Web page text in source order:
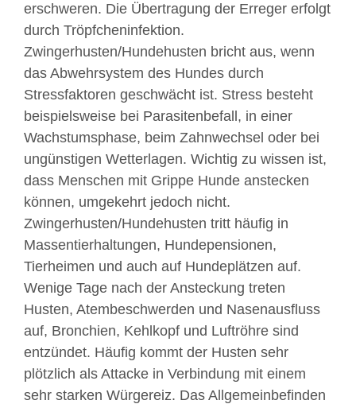
erschweren. Die Übertragung der Erreger erfolgt
durch Tröpfcheninfektion.
Zwingerhusten/Hundehusten bricht aus, wenn
das Abwehrsystem des Hundes durch
Stressfaktoren geschwächt ist. Stress besteht
beispielsweise bei Parasitenbefall, in einer
Wachstumsphase, beim Zahnwechsel oder bei
ungünstigen Wetterlagen. Wichtig zu wissen ist,
dass Menschen mit Grippe Hunde anstecken
können, umgekehrt jedoch nicht.
Zwingerhusten/Hundehusten tritt häufig in
Massentierhaltungen, Hundepensionen,
Tierheimen und auch auf Hundeplätzen auf.
Wenige Tage nach der Ansteckung treten
Husten, Atembeschwerden und Nasenausfluss
auf, Bronchien, Kehlkopf und Luftröhre sind
entzündet. Häufig kommt der Husten sehr
plötzlich als Attacke in Verbindung mit einem
sehr starken Würgereiz. Das Allgemeinbefinden